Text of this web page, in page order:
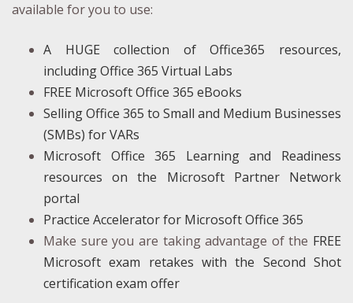
available for you to use:
A HUGE collection of Office365 resources,
including Office 365 Virtual Labs
FREE Microsoft Office 365 eBooks
Selling Office 365 to Small and Medium Businesses
(SMBs) for VARs
Microsoft Office 365 Learning and Readiness
resources on the Microsoft Partner Network
portal
Practice Accelerator for Microsoft Office 365
Make sure you are taking advantage of the FREE
Microsoft exam retakes with the Second Shot
certification exam offer